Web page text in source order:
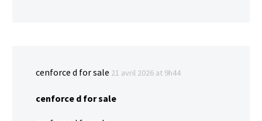
cenforce d for sale 21 avril 2026 at 9h44
cenforce d for sale